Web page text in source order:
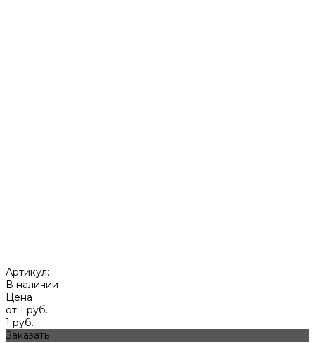
Артикул:
В наличии
Цена
от 1 руб.
1 руб.
Заказать